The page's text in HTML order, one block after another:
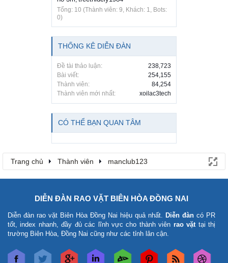
Tổng: 10 (Thành viên: 9, Khách: 1, Bots:
0)
THỐNG KÊ DIỄN ĐÀN
Đề tài thảo luận:
238,723
Bài viết:
254,155
Thành viên:
84,254
Thành viên mới nhất:
xoilac3tech
CÓ THỂ BẠN QUAN TÂM
Trang chủ Thành viên manclub123
DIỄN ĐÀN RAO VẶT BIÊN HÒA ĐỒNG NAI
Diễn đàn rao vặt Biên Hòa Đồng Nai hiệu quả nhất. Diễn đàn có PR
tốt, index nhanh, đầy đủ các lĩnh vực cho thành viên rao vặttại thị
trường Biên Hòa, Đồng Nai cũng như các tỉnh lân cận.